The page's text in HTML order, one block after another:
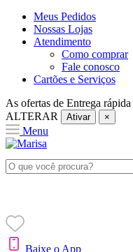
Meus Pedidos
Nossas Lojas
Atendimento
Como comprar
Fale conosco
Cartões e Serviços
As ofertas de Entrega rápida
ALTERAR
Ativar ×
Menu
Baixe o App